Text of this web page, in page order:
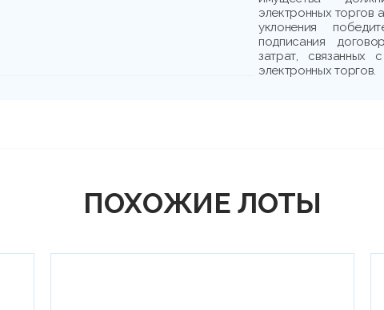
электронных торгов
уклонения
подписания
затрат, связанных
электронных торгов.
ПОХОЖИЕ ЛОТЫ